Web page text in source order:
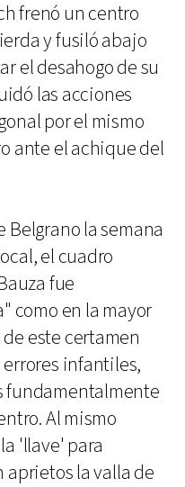
frenó un centro
y fusiló abajo
el desahogo de su
las acciones
por el mismo
ante el achique del
Belgrano la semana
el cuadro
fue
como en la mayor
este certamen
infantiles,
fundamentalmente
Al mismo
'llave' para
aprietos la valla de